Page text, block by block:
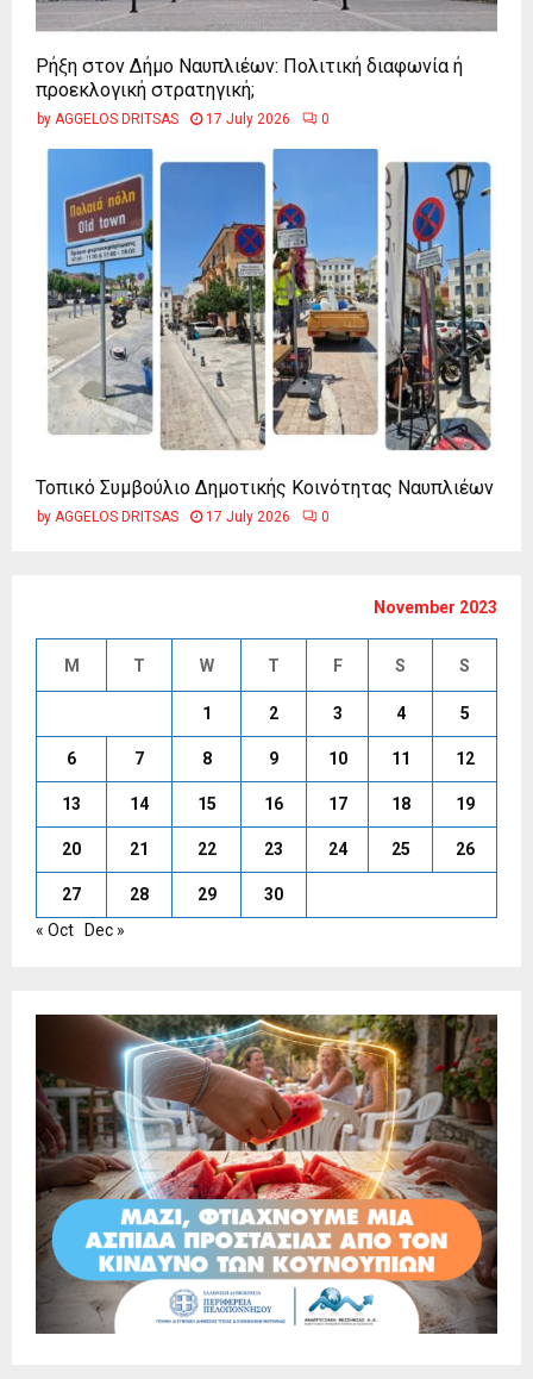
Ρήξη στον Δήμο Ναυπλιέων: Πολιτική διαφωνία ή
προεκλογική στρατηγική;
by AGGELOS DRITSAS 17 July 2026 0
Τοπικό Συμβούλιο Δημοτικής Κοινότητας Ναυπλιέων
by AGGELOS DRITSAS 17 July 2026 0
November 2023
M T W T F S S
1 2 3 4 5
6 7 8 9 10 11 12
13 14 15 16 17 18 19
20 21 22 23 24 25 26
27 28 29
30
« Oct
Dec »